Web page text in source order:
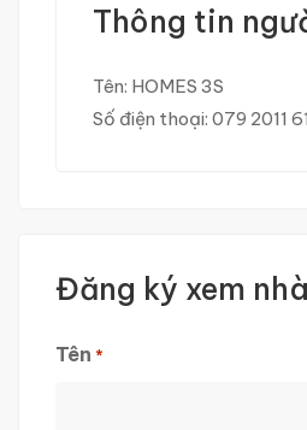
Thông tin
Tên: HOMES 3S
Số điện thoại: 079 2011
Đăng ký xem nhà
Tên *